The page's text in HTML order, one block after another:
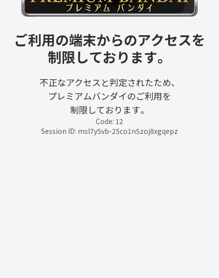
ご利用の端末からのアクセスを
制限しております。
不正なアクセスと判定されたため、
プレミアムバンダイのご利用を
制限しております。
Code: 12
Session ID: msl7y5vb-25co1n5zoj8xgqepz